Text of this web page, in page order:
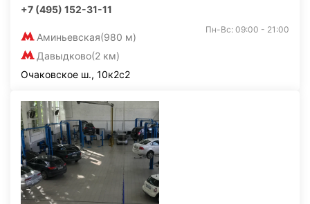
+7 (495) 152-31-11
Аминьевская(980 м)
Давыдково(2 км)
Пн-Вс: 09:00 - 21:00
Очаковское ш., 10к2с2